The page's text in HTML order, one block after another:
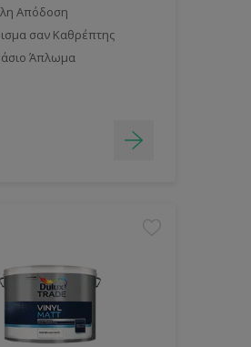
Απόδοση
σαν Καθρέπτης
Άπλωμα